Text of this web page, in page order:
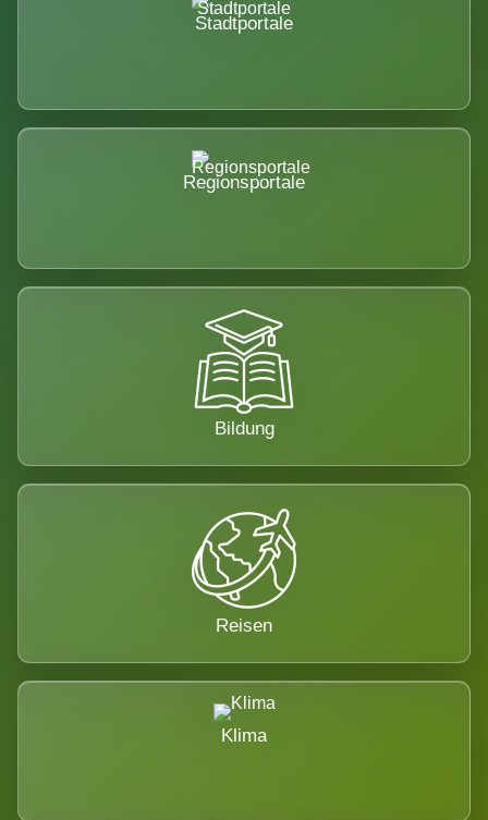
Stadtportale
Regionsportale
Bildung
Reisen
Klima